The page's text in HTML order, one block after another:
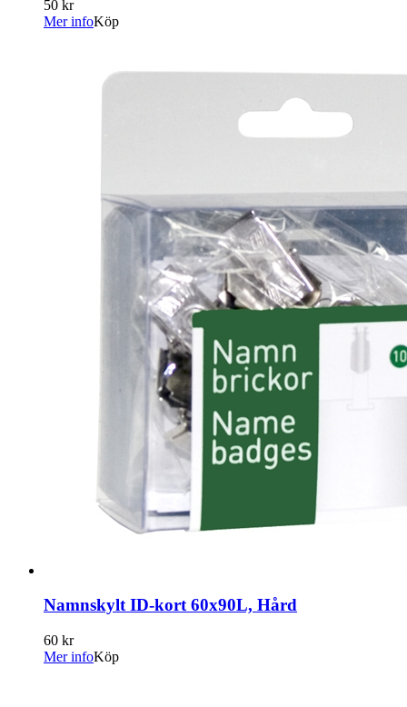
50 kr
Mer infoKöp
Namnskylt ID-kort 60x90L, Hård
60 kr
Mer infoKöp